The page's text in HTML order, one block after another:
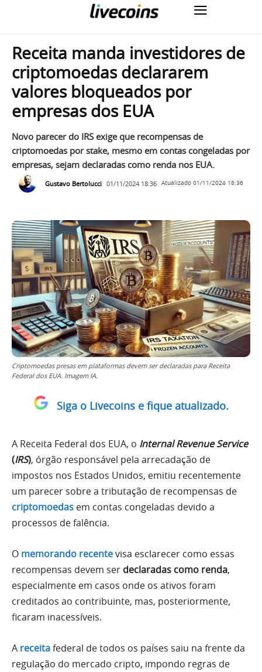
Receita manda investidores de
criptomoedas declararem
valores bloqueados por
empresas dos EUA
Novo parecer do IRS exige que recompensas de
criptomoedas por stake, mesmo em contas congeladas por
empresas, sejam declaradas como renda nos EUA.
Gustavo Bertolucci 01/11/2024 18:36 Atualizado 01/11/2024 18:36
Criptomoedas presas em plataformas devem ser declaradas para Receita
Federal dos EUA. Imagem IA.
Siga o Livecoins e fique atualizado.
A Receita Federal dos EUA, o Internal Revenue Service
(IRS), órgão responsável pela arrecadação de
impostos nos Estados Unidos, emitiu recentemente
um parecer sobre a tributação de recompensas de
criptomoedas em contas congeladas devido a
processos de falência.
O memorando recentevisa esclarecer como essas
recompensas devem ser declaradas como renda,
especialmente em casos onde os ativos foram
creditados ao contribuinte, mas, posteriormente,
ficaram inacessíveis.
A receitafederal de todos os países saiu na frente da
regulação do mercado cripto, impondo regras de